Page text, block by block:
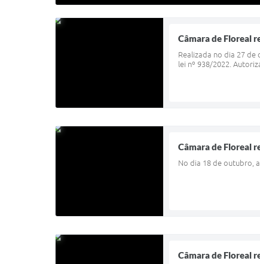
Câmara de Floreal
Realizada no dia 27
lei nº 938/2022.
Câmara de Floreal
No dia 18 de outubro,
Câmara de Floreal